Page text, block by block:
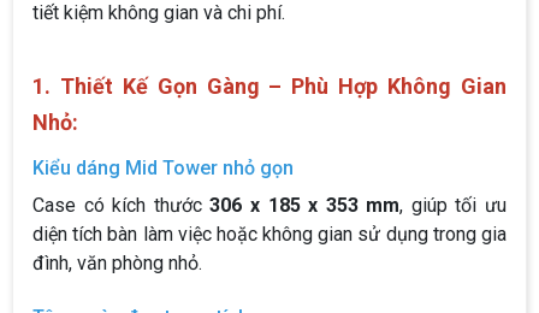
tiết kiệm không gian và chi phí.
1. Thiết Kế Gọn Gàng – Phù Hợp Không Gian
Nhỏ:
Kiểu dáng Mid Tower nhỏ gọn
Case có kích thước306 x 185 x 353 mm, giúp tối ưu
diện tích bàn làm việc hoặc không gian sử dụng trong gia
đình, văn phòng nhỏ.